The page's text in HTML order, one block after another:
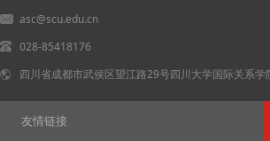
asc@scu.edu.cn
028-85418176
四川省成都市武侯区望江路29号四川大学国际关系
友情链接